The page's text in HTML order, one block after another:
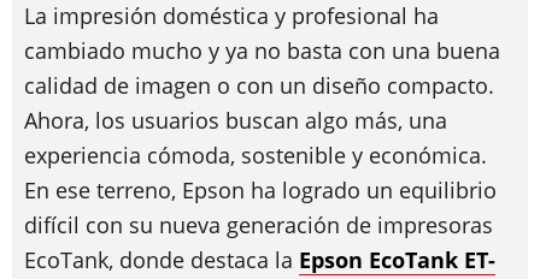
La impresión doméstica y profesional ha
cambiado mucho y ya no basta con una buena
calidad de imagen o con un diseño compacto.
Ahora, los usuarios buscan algo más, una
experiencia cómoda, sostenible y económica.
En ese terreno, Epson ha logrado un equilibrio
difícil con su nueva generación de impresoras
EcoTank, donde destaca la Epson EcoTank ET-